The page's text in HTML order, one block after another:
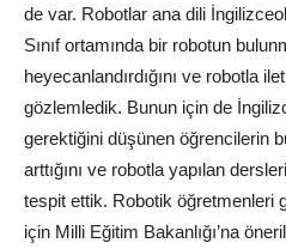
de var. Robotlar ana dili İngilizce
Sınıf ortamında bir robotun
heyecanlandırdığını ve robotla
gözlemledik. Bunun için de
gerektiğini düşünen öğrencilerin
arttığını ve robotla yapılan
tespit ettik. Robotik öğretmenleri
için Milli Eğitim Bakanlığı’na